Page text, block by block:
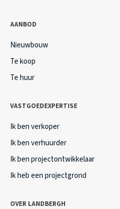
AANBOD
Nieuwbouw
Te koop
Te huur
VASTGOEDEXPERTISE
Ik ben verkoper
Ik ben verhuurder
Ik ben projectontwikkelaar
Ik heb een projectgrond
OVER LANDBERGH